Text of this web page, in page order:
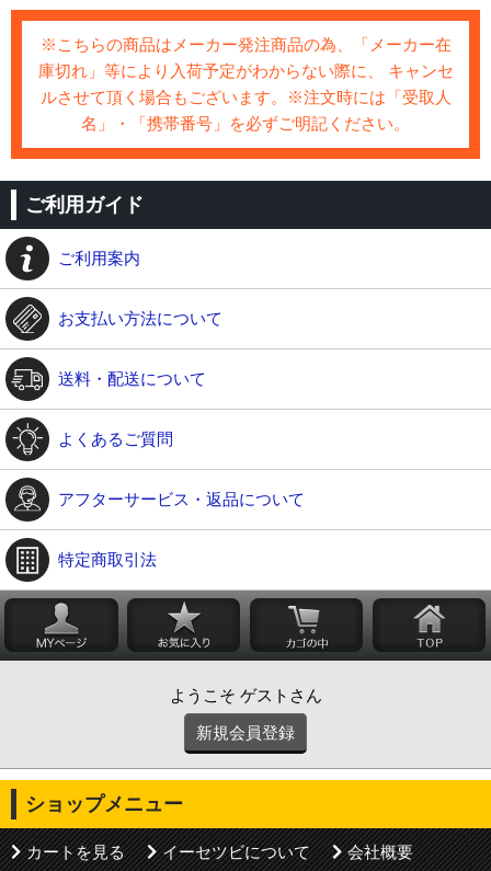
※こちらの商品はメーカー発注商品の為、「メーカー在
庫切れ」等により入荷予定がわからない際に、 キャンセ
ルさせて頂く場合もございます。※注文時には「受取人
名」・「携帯番号」を必ずご明記ください。
ご利用ガイド
ご利用案内
お支払い方法について
送料・配送について
よくあるご質問
アフターサービス・返品について
特定商取引法
ようこそ ゲストさん
新規会員登録
ショップメニュー
カートを見る イーセツビについて 会社概要